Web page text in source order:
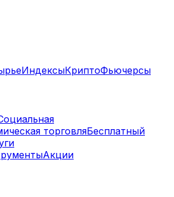
ИндексыКриптоФьючерсы
торговляБесплатный
Акции